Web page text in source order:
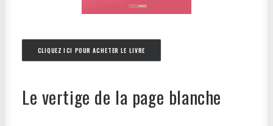
CLIQUEZ ICI POUR ACHETER LE LIVRE
Le vertige de la page blanche